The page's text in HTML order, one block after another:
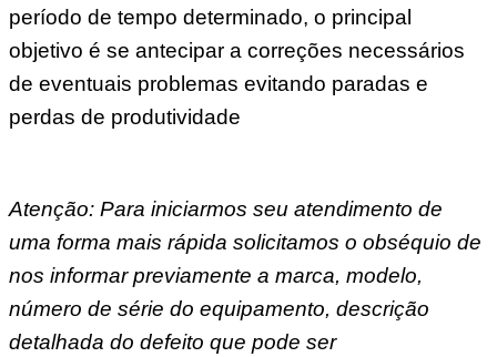
período de tempo determinado, o principal
objetivo é se antecipar a correções necessários
de eventuais problemas evitando paradas e
perdas de produtividade
Atenção: Para iniciarmos seu atendimento de
uma forma mais rápida solicitamos o obséquio de
nos informar previamente a marca, modelo,
número de série do equipamento, descrição
detalhada do defeito que pode ser